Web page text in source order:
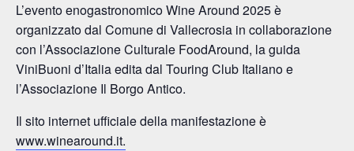
L’evento enogastronomico Wine Around 2025 è
organizzato dal Comune di Vallecrosia in collaborazione
con l’Associazione Culturale FoodAround, la guida
ViniBuoni d’Italia edita dal Touring Club Italiano e
l’Associazione Il Borgo Antico.
Il sito internet ufficiale della manifestazione è
www.winearound.it.